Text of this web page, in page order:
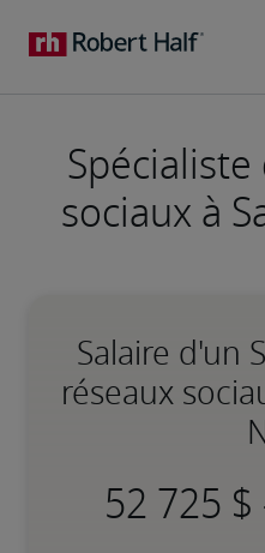
sociaux à
Salaire d'un
réseaux